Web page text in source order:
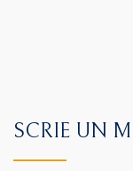
SCRIE UN